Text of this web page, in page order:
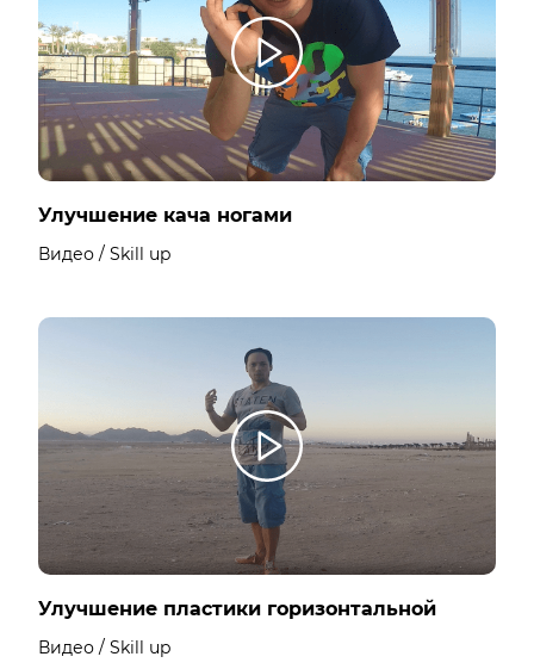
Улучшение кача ногами
Видео / Skill up
Улучшение пластики горизонтальной
Видео / Skill up